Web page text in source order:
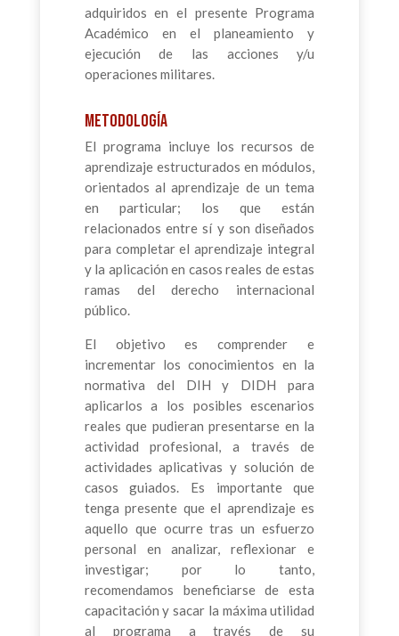
adquiridos en el presente Programa
Académico en el planeamiento y
ejecución de las acciones y/u
operaciones militares.
METODOLOGÍA
El programa incluye los recursos de
aprendizaje estructurados en módulos,
orientados al aprendizaje de un tema
en particular; los que están
relacionados entre sí y son diseñados
para completar el aprendizaje integral
y la aplicación en casos reales de estas
ramas del derecho internacional
público.
El objetivo es comprender e
incrementar los conocimientos en la
normativa del DIH y DIDH para
aplicarlos a los posibles escenarios
reales que pudieran presentarse en la
actividad profesional, a través de
actividades aplicativas y solución de
casos guiados. Es importante que
tenga presente que el aprendizaje es
aquello que ocurre tras un esfuerzo
personal en analizar, reflexionar e
investigar; por lo tanto,
recomendamos beneficiarse de esta
capacitación y sacar la máxima utilidad
al programa a través de su